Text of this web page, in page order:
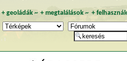
+ geoládák~ +megtalálások ~ +